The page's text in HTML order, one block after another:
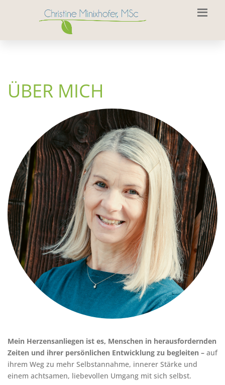
ÜBER MICH
Mein Herzensanliegen ist es, Menschen in herausfordernden
Zeiten und ihrer persönlichen Entwicklung zu begleiten – auf
ihrem Weg zu mehr Selbstannahme, innerer Stärke und
einem achtsamen, liebevollen Umgang mit sich selbst.